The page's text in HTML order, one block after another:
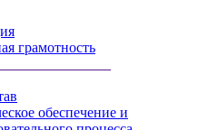
грамотность
обеспечение и